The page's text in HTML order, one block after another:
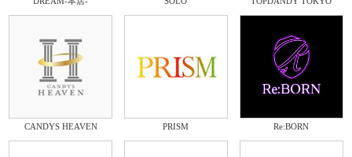
CANDYS HEAVEN PRISM Re:BORN